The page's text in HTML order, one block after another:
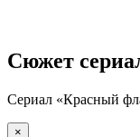
Сюжет
Сериал «Красный
×